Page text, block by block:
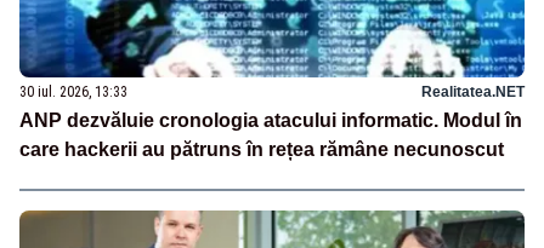
30 iul. 2026, 13:33 Realitatea.NET
ANP dezvăluie cronologia atacului informatic. Modul în
care hackerii au pătruns în rețea rămâne necunoscut